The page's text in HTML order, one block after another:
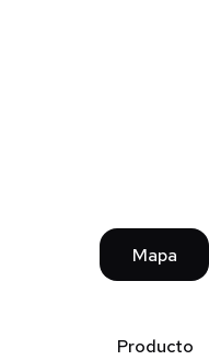
Mapa
Producto